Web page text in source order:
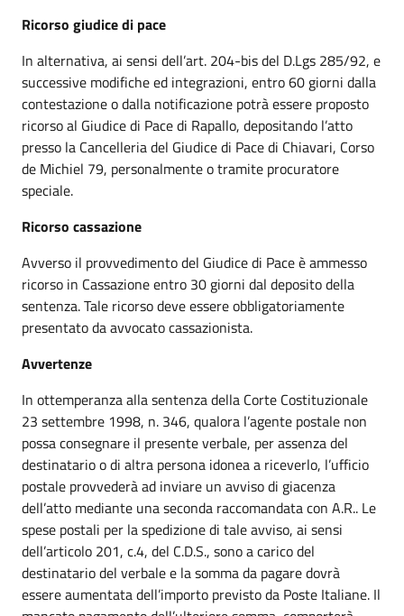
Ricorso giudice di pace
In alternativa, ai sensi dell’art. 204-bis del D.Lgs 285/92, e
successive modifiche ed integrazioni, entro 60 giorni dalla
contestazione o dalla notificazione potrà essere proposto
ricorso al Giudice di Pace di Rapallo, depositando l’atto
presso la Cancelleria del Giudice di Pace di Chiavari, Corso
de Michiel 79, personalmente o tramite procuratore
speciale.
Ricorso cassazione
Avverso il provvedimento del Giudice di Pace è ammesso
ricorso in Cassazione entro 30 giorni dal deposito della
sentenza. Tale ricorso deve essere obbligatoriamente
presentato da avvocato cassazionista.
Avvertenze
In ottemperanza alla sentenza della Corte Costituzionale
23 settembre 1998, n. 346, qualora l’agente postale non
possa consegnare il presente verbale, per assenza del
destinatario o di altra persona idonea a riceverlo, l’ufficio
postale provvederà ad inviare un avviso di giacenza
dell’atto mediante una seconda raccomandata con A.R.. Le
spese postali per la spedizione di tale avviso, ai sensi
dell’articolo 201, c.4, del C.D.S., sono a carico del
destinatario del verbale e la somma da pagare dovrà
essere aumentata dell’importo previsto da Poste Italiane. Il